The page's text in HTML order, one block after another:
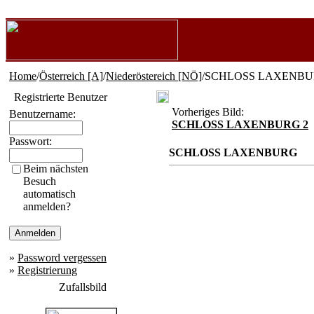
Home/Österreich [A]/Niederöstereich [NÖ]/SCHLOSS
Registrierte Benutzer
Benutzername:
Passwort:
Beim nächsten
Besuch
automatisch
anmelden?
» Password vergessen
» Registrierung
Zufallsbild
Vorheriges Bild:
SCHLOSS LAXENBURG 2
SCHLOSS LAXENBURG